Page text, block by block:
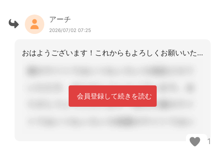
アーチ
2026/07/02 07:25
おはようございます！これからもよろしくお願いいたします
会員登録して続きを読む
1